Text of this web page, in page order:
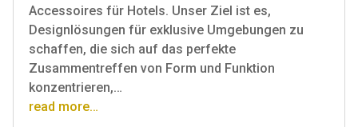
Accessoires für Hotels. Unser Ziel ist es,
Designlösungen für exklusive Umgebungen zu
schaffen, die sich auf das perfekte
Zusammentreffen von Form und Funktion
konzentrieren,…
read more…